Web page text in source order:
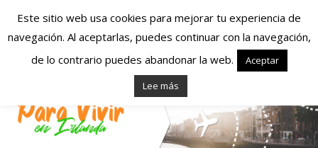
Españoles en
Irlanda – Vivir en
Irlanda – Trabajo
Este sitio web usa cookies para mejorar tu experiencia de
navegación. Al aceptarlas, puedes continuar con la navegación,
de lo contrario puedes abandonar la web.
Aceptar
Lee más